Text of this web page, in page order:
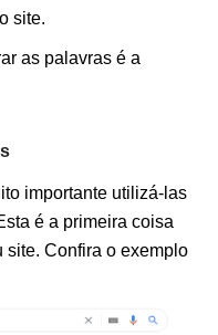
site.
as palavras é a
importante utilizá-las
é a primeira coisa
site. Confira o exemplo